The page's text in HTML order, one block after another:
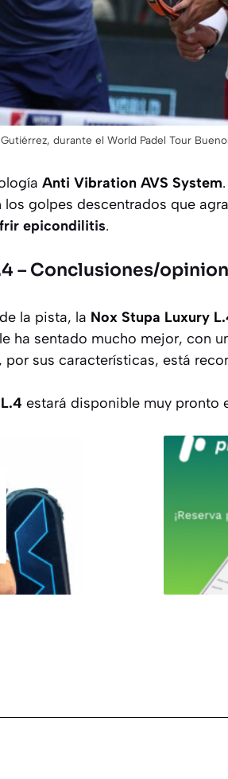
durante el World Padel Tour
Anti Vibration AVS System
golpes descentrados que
epicondilitis.
– Conclusiones/
la pista, la Nox Stupa Luxury
ha sentado mucho mejor, con
por sus características, está
estará disponible muy pronto